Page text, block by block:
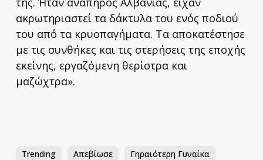
ακρωτηριαστεί τα δάκτυλα του ενός ποδιού
του από τα κρυοπαγήματα. Τα αποκατέστησε
με τις συνθήκες και τις στερήσεις της εποχής
εκείνης, εργαζόμενη θερίστρα και
μαζώχτρα».
Trending Απεβίωσε
Γηραιότερη Γυναίκα